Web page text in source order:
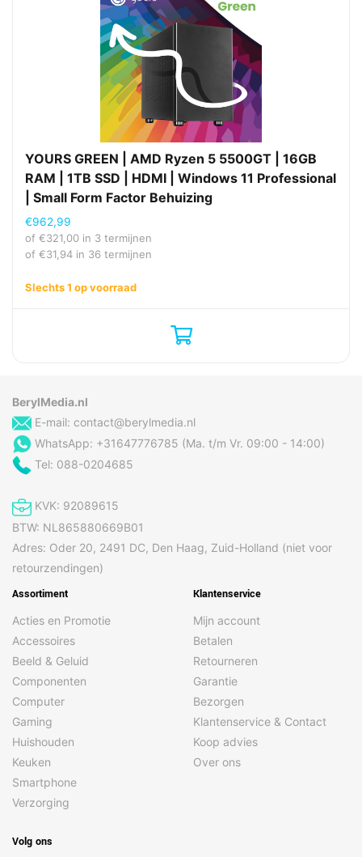
YOURS GREEN | AMD Ryzen 5 5500GT | 16GB
RAM | 1TB SSD | HDMI | Windows 11 Professional
| Small Form Factor Behuizing
€962,99
of €321,00 in 3 termijnen
of €31,94 in 36 termijnen
Slechts 1 op voorraad
BerylMedia.nl
E-mail: contact@berylmedia.nl
WhatsApp: +31647776785 (Ma. t/m Vr. 09:00 - 14:00)
Tel: 088-0204685
KVK: 92089615
BTW: NL865880669B01
Adres: Oder 20, 2491 DC, Den Haag, Zuid-Holland (niet voor
retourzendingen)
Assortiment
Acties en Promotie
Accessoires
Beeld & Geluid
Componenten
Computer
Gaming
Huishouden
Keuken
Smartphone
Verzorging
Klantenservice
Mijn account
Betalen
Retourneren
Garantie
Bezorgen
Klantenservice & Contact
Koop advies
Over ons
Volg ons